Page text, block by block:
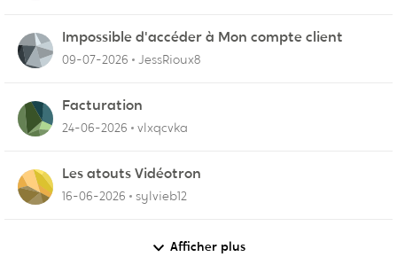
Impossible d'accéder à Mon compte client
09-07-2026 JessRioux8
Facturation
24-06-2026 vlxqcvka
Les atouts Vidéotron
16-06-2026 sylvieb12
Afficher plus